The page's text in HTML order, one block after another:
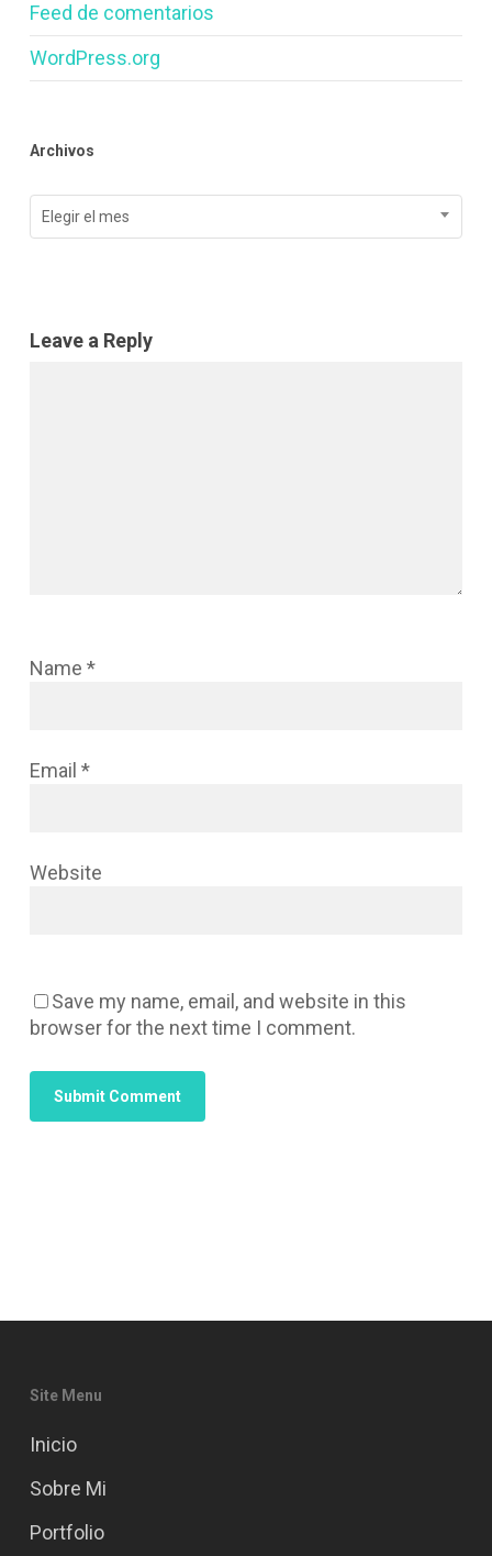
Feed de comentarios
WordPress.org
Archivos
Archivos
Elegir el mes
Leave a Reply
Name *
Email *
Website
Save my name, email, and website in this
browser for the next time I comment.
Site Menu
Inicio
Sobre Mi
Portfolio